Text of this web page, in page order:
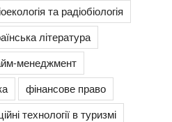
та радіобіологія
література
менеджмент
фінансове право
технології в туризмі